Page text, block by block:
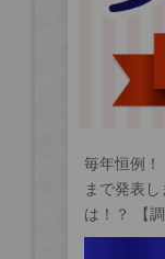
毎年恒例
まで発表
は！？ 【